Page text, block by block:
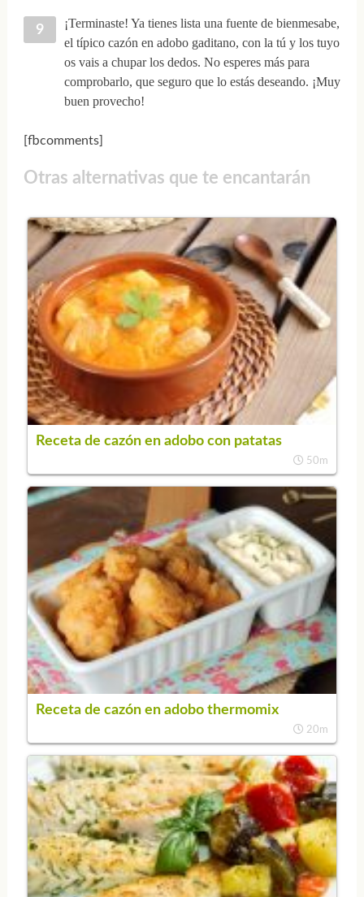
¡Terminaste! Ya tienes lista una fuente de bienmesabe,
el típico cazón en adobo gaditano, con la tú y los tuyo
os vais a chupar los dedos. No esperes más para
comprobarlo, que seguro que lo estás deseando. ¡Muy
buen provecho!
[fbcomments]
Otras alternativas que te encantarán
Receta de cazón en adobo con patatas
50m
Receta de cazón en adobo thermomix
20m